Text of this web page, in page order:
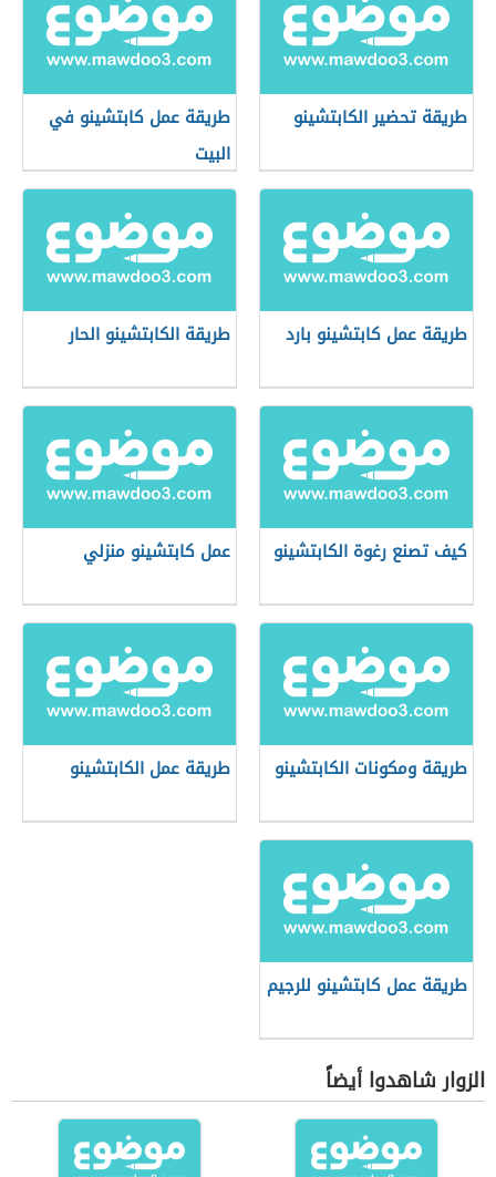
طريقة تحضير الكابتشينو
طريقة عمل كابتشينو في
البيت
طريقة عمل كابتشينو بارد طريقة الكابتشينو الحار
كيف تصنع رغوة الكابتشينو عمل كابتشينو منزلي
طريقة ومكونات الكابتشينو طريقة عمل الكابتشينو
طريقة عمل كابتشينو للرجيم
الزوار شاهدوا أيضاً